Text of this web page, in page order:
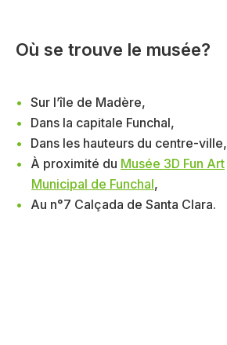
Où se trouve le musée?
Sur l’île de Madère,
Dans la capitale Funchal,
Dans les hauteurs du centre-ville,
À proximité du Musée 3D Fun Art
Municipal de Funchal,
Au n°7 Calçada de Santa Clara.